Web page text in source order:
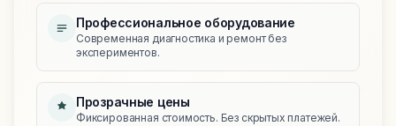
Профессиональное оборудование
Современная диагностика и ремонт без
экспериментов.
Прозрачные цены
Фиксированная стоимость. Без скрытых платежей.